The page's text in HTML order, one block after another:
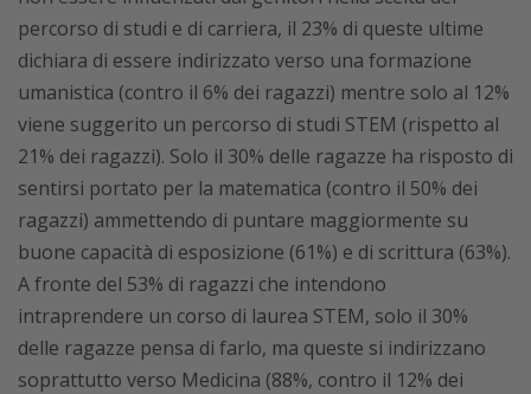
percorso di studi e di carriera, il 23% di queste ultime
dichiara di essere indirizzato verso una formazione
umanistica (contro il 6% dei ragazzi) mentre solo al 12%
viene suggerito un percorso di studi STEM (rispetto al
21% dei ragazzi). Solo il 30% delle ragazze ha risposto di
sentirsi portato per la matematica (contro il 50% dei
ragazzi) ammettendo di puntare maggiormente su
buone capacità di esposizione (61%) e di scrittura (63%).
A fronte del 53% di ragazzi che intendono
intraprendere un corso di laurea STEM, solo il 30%
delle ragazze pensa di farlo, ma queste si indirizzano
soprattutto verso Medicina (88%, contro il 12% dei